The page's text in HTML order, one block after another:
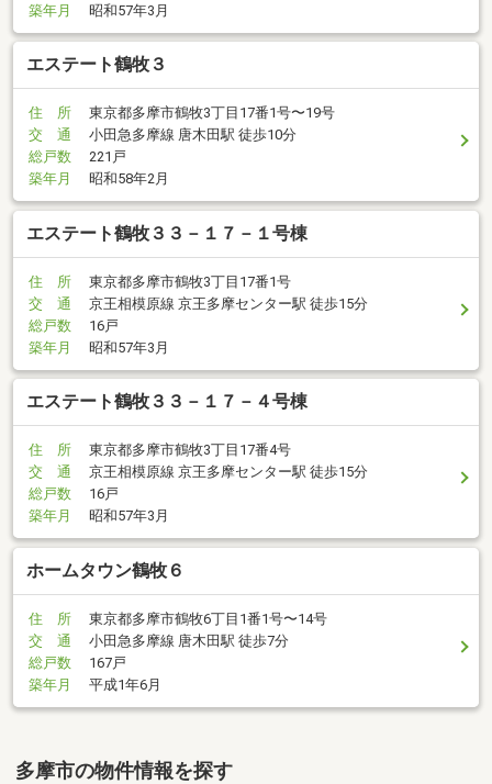
築年月
昭和57年3月
エステート鶴牧３
住 所
東京都多摩市鶴牧3丁目17番1号〜19号
交 通
小田急多摩線 唐木田駅 徒歩10分
総戸数
221戸
築年月
昭和58年2月
エステート鶴牧３３－１７－１号棟
住 所
東京都多摩市鶴牧3丁目17番1号
交 通
京王相模原線 京王多摩センター駅 徒歩15分
総戸数
16戸
築年月
昭和57年3月
エステート鶴牧３３－１７－４号棟
住 所
東京都多摩市鶴牧3丁目17番4号
交 通
京王相模原線 京王多摩センター駅 徒歩15分
総戸数
16戸
築年月
昭和57年3月
ホームタウン鶴牧６
住 所
東京都多摩市鶴牧6丁目1番1号〜14号
交 通
小田急多摩線 唐木田駅 徒歩7分
総戸数
167戸
築年月
平成1年6月
多摩市の物件情報を探す